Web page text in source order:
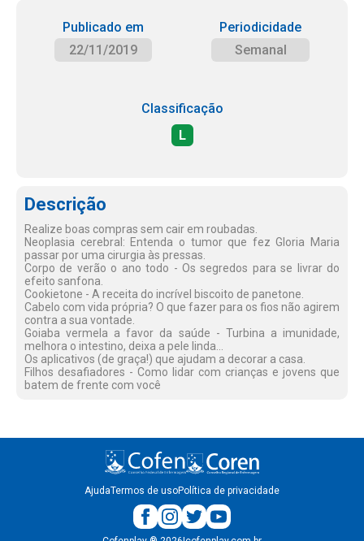
Publicado em
22/11/2019
Periodicidade
Semanal
Classificação
L
Descrição
Realize boas compras sem cair em roubadas.
Neoplasia cerebral: Entenda o tumor que fez Gloria Maria
passar por uma cirurgia às pressas.
Corpo de verão o ano todo - Os segredos para se livrar do
efeito sanfona.
Cookietone - A receita do incrível biscoito de panetone.
Cabelo com vida própria? O que fazer para os fios não agirem
contra a sua vontade.
Goiaba vermela a favor da saúde - Turbina a imunidade,
melhora o intestino, deixa a pele linda...
Os aplicativos (de graça!) que ajudam a decorar a casa.
Filhos desafiadores - Como lidar com crianças e jovens que
batem de frente com você
AjudaTermos de usoPolítica de privacidade